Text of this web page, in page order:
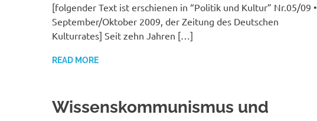
[folgender Text ist erschienen in “Politik und Kultur” Nr.05/09 •
September/Oktober 2009, der Zeitung des Deutschen
Kulturrates] Seit zehn Jahren […]
READ MORE
Wissenskommunismus und